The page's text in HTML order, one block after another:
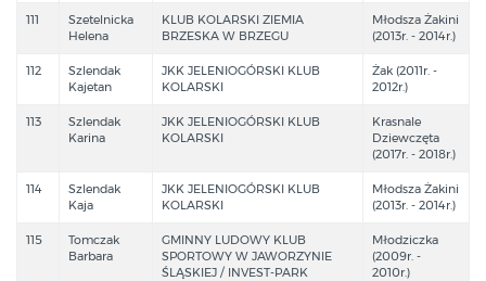
111
Szetelnicka
Helena
KLUB KOLARSKI ZIEMIA
BRZESKA W BRZEGU
Młodsza Żakini
(2013r. - 2014r.)
112
Szlendak
Kajetan
JKK JELENIOGÓRSKI KLUB
KOLARSKI
Żak (2011r. -
2012r.)
113
Szlendak
Karina
JKK JELENIOGÓRSKI KLUB
KOLARSKI
Krasnale
Dziewczęta
(2017r. - 2018r.)
114
Szlendak
Kaja
JKK JELENIOGÓRSKI KLUB
KOLARSKI
Młodsza Żakini
(2013r. - 2014r.)
115
Tomczak
Barbara
GMINNY LUDOWY KLUB
SPORTOWY W JAWORZYNIE
ŚLĄSKIEJ / INVEST-PARK
Młodziczka
(2009r. -
2010r.)